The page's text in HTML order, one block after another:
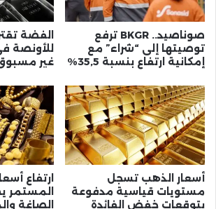
صوناصيد.. BKGR ترفع
توصيتها إلى “شراء” مع
إمكانية ارتفاع بنسبة 35,5%
للأونصة
غير
أسعار الذهب تسجل
مستويات قياسية مدفوعة
بتوقعات خفض الفائدة
ارتفاع
الصاغة